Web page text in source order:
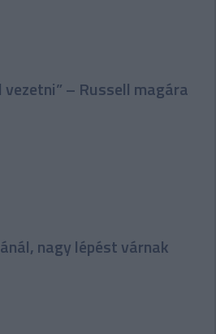
– Russell magára
nagy lépést várnak